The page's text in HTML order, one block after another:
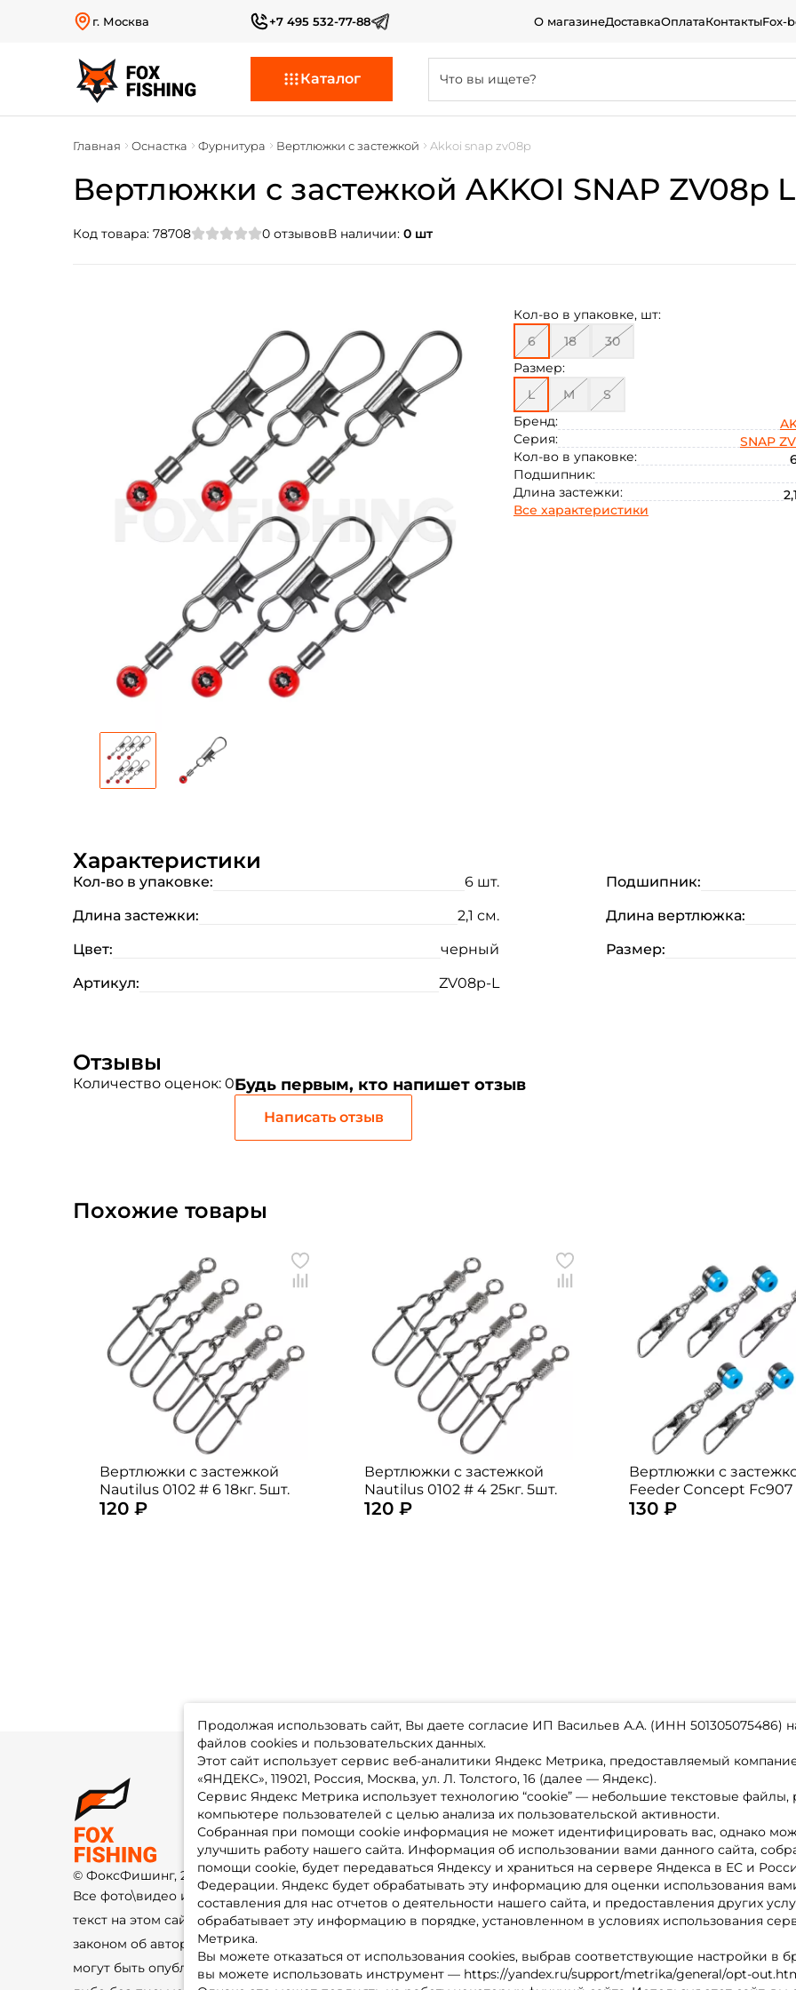
г. Москва +7 495 532-77-88 О магазинеДоставкаОплатаКонтактыFox-
Каталог
Главная Оснастка Фурнитура Вертлюжки с застежкой Akkoi snap zv08p
Вертлюжки с застежкой AKKOI SNAP ZV08p
Код товара: 78708 0 отзывовВ наличии: 0 шт
Кол-во в упаковке, шт:
6
18
30
Размер:
L
M
S
Бренд:
Серия:
SNAP
Кол-во в упаковке:
Подшипник:
Длина застежки:
Все характеристики
Характеристики
Кол-во в упаковке: 6 шт. Подшипник:
Длина застежки:
2,1 см. Длина вертлюжка:
Цвет:
черный Размер:
Артикул:
ZV08p-L
Отзывы
Количество оценок: 0Будь первым, кто напишет отзыв
Написать отзыв
Похожие товары
Вертлюжки с застежкой
Nautilus 0102 # 6 18кг. 5шт.
120 ₽
Вертлюжки с застежкой
Nautilus 0102 # 4 25кг. 5шт.
120 ₽
Вертлюжки с
Feeder Concept Fc907
17кг. 5шт.
130 ₽
Продолжая использовать сайт, Вы даете согласие ИП Васильев А.А. (ИНН 501305075486)
файлов cookies и пользовательских данных.
Этот сайт использует сервис веб-аналитики Яндекс Метрика, предоставляемый
«ЯНДЕКС», 119021, Россия, Москва, ул. Л. Толстого, 16 (далее — Яндекс).
Сервис Яндекс Метрика использует технологию “cookie” — небольшие текстовые
компьютере пользователей с целью анализа их пользовательской активности.
Собранная при помощи cookie информация не может идентифицировать вас, однако
улучшить работу нашего сайта. Информация об использовании вами данного сайта,
помощи cookie, будет передаваться Яндексу и храниться на сервере Яндекса в ЕС и
Федерации. Яндекс будет обрабатывать эту информацию для оценки использования
составления для нас отчетов о деятельности нашего сайта, и предоставления других
обрабатывает эту информацию в порядке, установленном в условиях использования
Метрика.
Вы можете отказаться от использования cookies, выбрав соответствующие настройки в
вы можете использовать инструмент — https://yandex.ru/support/metrika/general/opt-
Создать аккаунт
ФИО: *
У меня уже есть аккаунт
© ФоксФишинг, 2009-2026
Все фото\видео изображения и
текст на этом сайте защищены
законом об авторском праве и не
могут быть опубликованы ещё где-
О магазине
Доставка
Оплата
Fox-bonus
Гуру
Контакты
Политика обработки ПД
Каталог товаров
Акции
Новинки
Бренды
Партнерская программа